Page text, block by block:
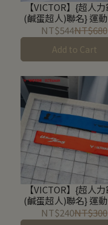
【VICTOR】{超人
(鹹蛋超人)聯名} 運
C-4210UTM / C-
NT$544NT$680
Add to Cart
【VICTOR】{超人
(鹹蛋超人)聯名} 運
C-2106UTM / C-
NT$240NT$300